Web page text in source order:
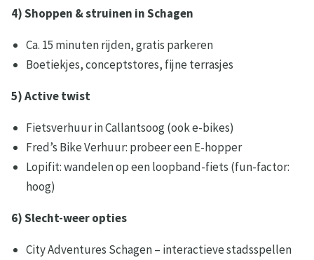
4) Shoppen & struinen in Schagen
Ca. 15 minuten rijden, gratis parkeren
Boetiekjes, conceptstores, fijne terrasjes
5) Active twist
Fietsverhuur in Callantsoog (ook e-bikes)
Fred’s Bike Verhuur: probeer een E-hopper
Lopifit: wandelen op een loopband-fiets (fun-factor:
hoog)
6) Slecht-weer opties
City Adventures Schagen – interactieve stadsspellen